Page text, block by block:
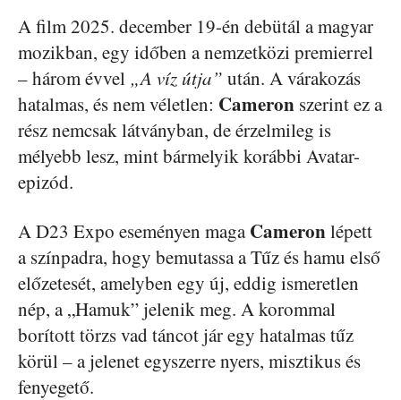
A film 2025. december 19-én debütál a magyar
mozikban, egy időben a nemzetközi premierrel
– három évvel „A víz útja” után. A várakozás
hatalmas, és nem véletlen: Cameron szerint ez a
rész nemcsak látványban, de érzelmileg is
mélyebb lesz, mint bármelyik korábbi Avatar-
epizód.
A D23 Expo eseményen magaCameronlépett
a színpadra, hogy bemutassa a Tűz és hamu első
előzetesét, amelyben egy új, eddig ismeretlen
nép, a „Hamuk” jelenik meg. A korommal
borított törzs vad táncot jár egy hatalmas tűz
körül – a jelenet egyszerre nyers, misztikus és
fenyegető.